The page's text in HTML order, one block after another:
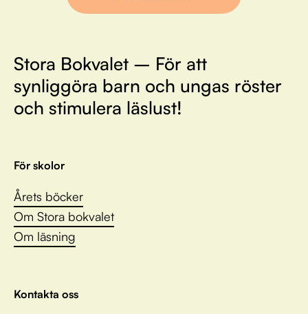
Stora Bokvalet – För att
synliggöra barn och ungas röster
och stimulera läslust!
För skolor
Årets böcker
Om Stora bokvalet
Om läsning
Kontakta oss